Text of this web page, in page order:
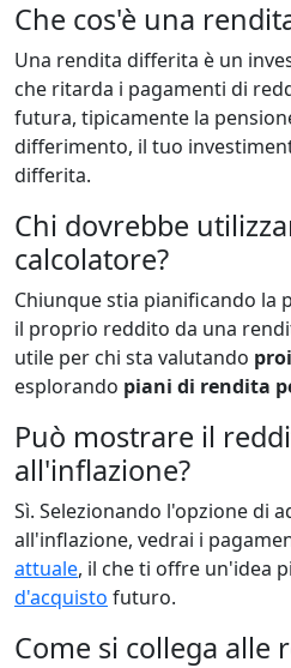
Che cos'è una
Una rendita differita è un
che ritarda i pagamenti di
futura, tipicamente la
differimento, il tuo
differita.
Chi dovrebbe
calcolatore?
Chiunque stia pianificando la
il proprio reddito da una
utile per chi sta valutando
esplorando piani di rendita
Può mostrare il
all'inflazione?
Sì. Selezionando l'opzione di
all'inflazione, vedrai i
attuale, il che ti offre un'idea
d'acquisto futuro.
Come si collega alle